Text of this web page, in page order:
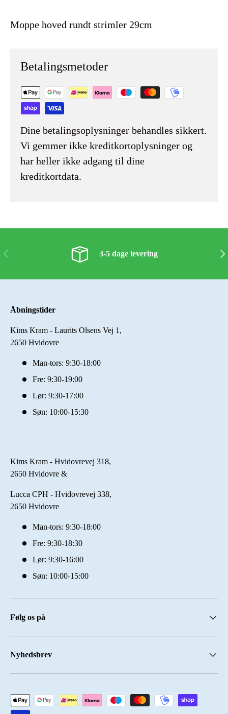
Moppe hoved rundt strimler 29cm
Betalingsmetoder
Dine betalingsoplysninger behandles sikkert.
Vi gemmer ikke kreditkortoplysninger og
har heller ikke adgang til dine
kreditkortdata.
Forrige 3-5 dage levering
Åbningstider
Kims Kram - Laurits Olsens Vej 1,
2650 Hvidovre
Man-tors: 9:30-18:00
Fre: 9:30-19:00
Lør: 9:30-17:00
Søn: 10:00-15:30
Kims Kram - Hvidovrevej 318,
2650 Hvidovre &
Lucca CPH - Hvidovrevej 338,
2650 Hvidovre
Man-tors: 9:30-18:00
Fre: 9:30-18:30
Lør: 9:30-16:00
Søn: 10:00-15:00
Følg os på
Nyhedsbrev
Accepterede betalingsmetoder